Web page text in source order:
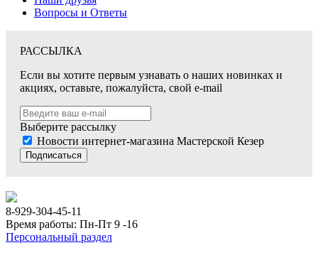
Вопросы и Ответы
РАССЫЛКА
Если вы хотите первым узнавать о наших новинках и
акциях, оставьте, пожалуйста, свой e-mail
Выберите рассылку
Новости интернет-магазина Мастерской Кезер
Подписаться
8-929-304-45-11
Время работы: Пн-Пт 9 -16
Персональный раздел